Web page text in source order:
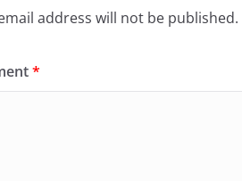
address will not be published.
*